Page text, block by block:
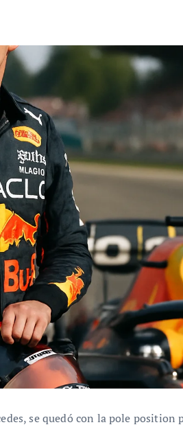
se quedó con la pole position